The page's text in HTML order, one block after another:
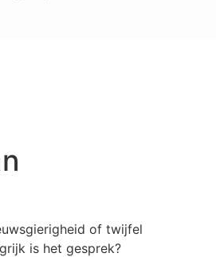
of twijfel
is het gesprek?